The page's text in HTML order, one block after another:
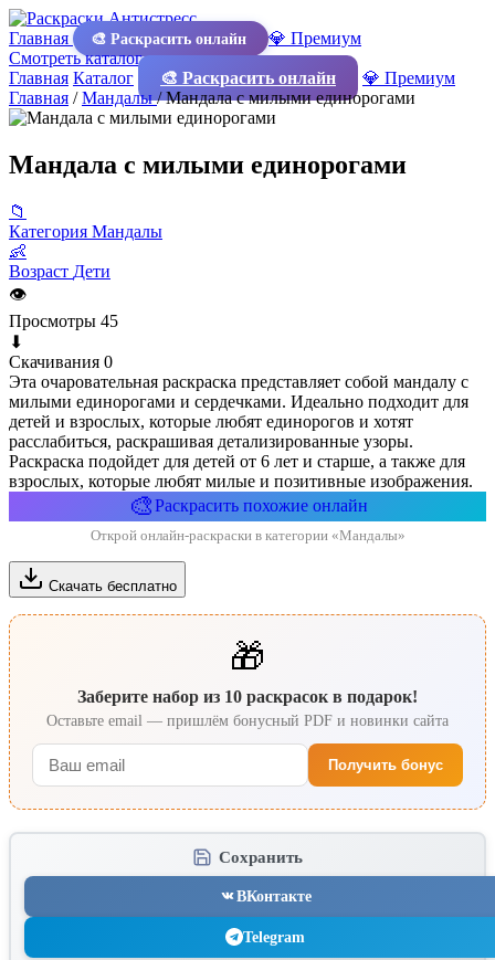
Главная 🎨 Раскрасить онлайн
💎 Премиум
Смотреть каталог
Главная Каталог 🎨 Раскрасить онлайн
💎 Премиум
Главная /Мандалы/Мандала с милыми единорогами
Мандала с милыми единорогами
📁
Категория Мандалы
👶
Возраст Дети
👁
Просмотры 45
⬇
Скачивания 0
Эта очаровательная раскраска представляет собой мандалу с
милыми единорогами и сердечками. Идеально подходит для
детей и взрослых, которые любят единорогов и хотят
расслабиться, раскрашивая детализированные узоры.
Раскраска подойдет для детей от 6 лет и старше, а также для
взрослых, которые любят милые и позитивные изображения.
🎨Раскрасить похожие онлайн
Открой онлайн-раскраски в категории «Мандалы»
Скачать бесплатно
🎁
Заберите набор из 10 раскрасок в подарок!
Оставьте email — пришлём бонусный PDF и новинки сайта
Получить бонус
Сохранить
ВКонтакте
Telegram